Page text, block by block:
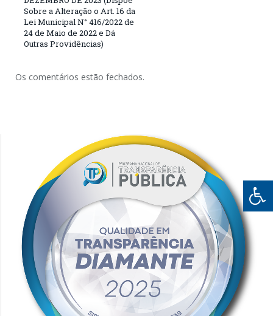
Sobre a Alteração o Art. 16 da
Lei Municipal N° 416/2022 de
24 de Maio de 2022 e Dá
Outras Providências)
Os comentários estão fechados.